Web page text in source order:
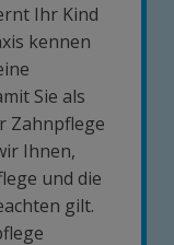
Ihr Kind
kennen
Sie als
Zahnpflege
Ihnen,
und die
gilt.